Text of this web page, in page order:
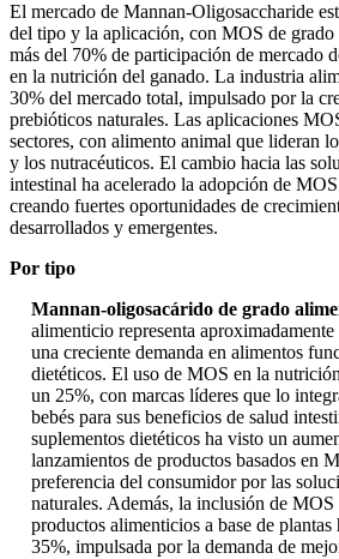
El mercado de Mannan-Oligosaccharide
del tipo y la aplicación, con MOS de
más del 70% de participación de mercado
en la nutrición del ganado. La industria
30% del mercado total, impulsado por la
prebióticos naturales. Las aplicaciones
sectores, con alimento animal que lideran
y los nutracéuticos. El cambio hacia las
intestinal ha acelerado la adopción de
creando fuertes oportunidades de
desarrollados y emergentes.
Por tipo
Mannan-oligosacárido de grado
alimenticio representa
una creciente demanda en alimentos
dietéticos. El uso de MOS en la
un 25%, con marcas líderes que lo
bebés para sus beneficios de salud
suplementos dietéticos ha visto un
lanzamientos de productos basados ​​en
preferencia del consumidor por las
naturales. Además, la inclusión de MOS
productos alimenticios a base de plantas
35%, impulsada por la demanda de